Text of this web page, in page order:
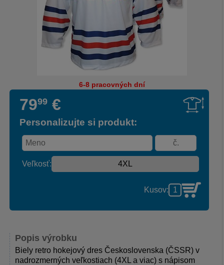
6-8 pracovných dní
Popis výrobku
Biely retro hokejový dres Československa (ČSSR) v
nadrozmerných veľkostiach (4XL a viac) s nápisom
7999 €
Personalizujte si produkt:
Veľkosť:
Kusov: